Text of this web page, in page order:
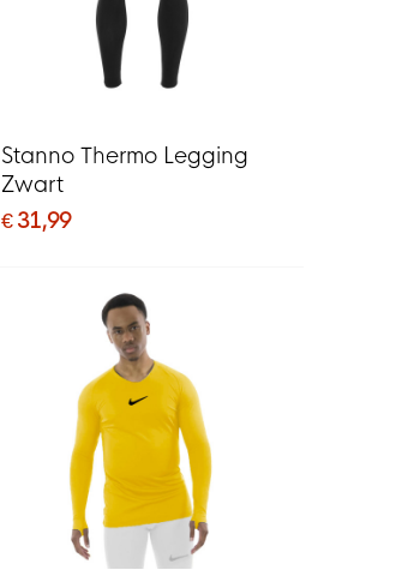
Stanno Thermo Legging
Zwart
€ 31,99